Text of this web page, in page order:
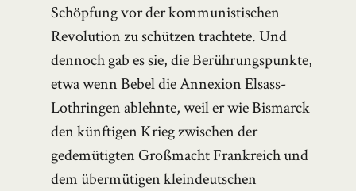
Schöpfung vor der kommunistischen
Revolution zu schützen trachtete. Und
dennoch gab es sie, die Berührungspunkte,
etwa wenn Bebel die Annexion Elsass-
Lothringen ablehnte, weil er wie Bismarck
den künftigen Krieg zwischen der
gedemütigten Großmacht Frankreich und
dem übermütigen kleindeutschen